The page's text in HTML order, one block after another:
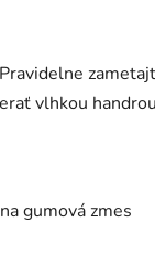
vlhkou
gumová zmes